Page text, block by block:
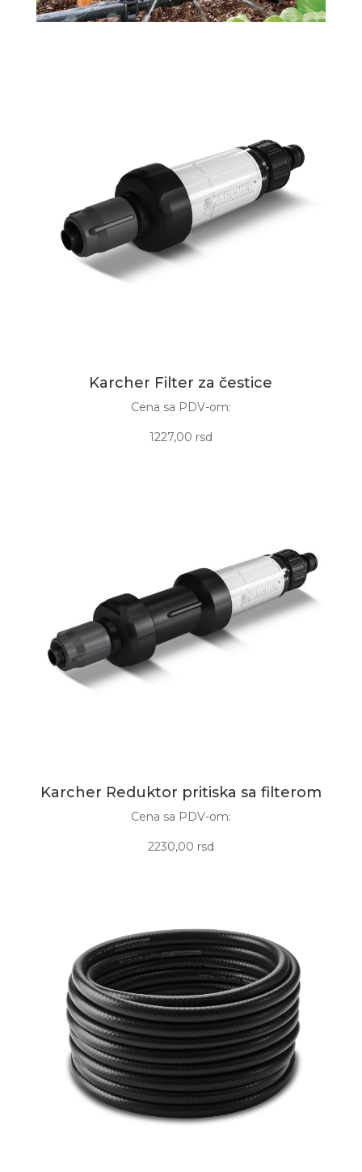
Karcher Filter za čestice
Cena sa PDV-om:
1227,00 rsd
Karcher Reduktor pritiska sa filterom
Cena sa PDV-om:
2230,00 rsd